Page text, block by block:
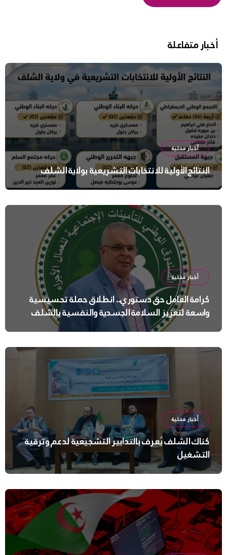
أخبار متفاعلة
أخبار محلية
النتائج الأولية للانتخابات التشريعية بولاية الشلف
أخبار محلية
كرامة العامل حق دستوري.. انطلاق حملة تحسيسية
واسعة لتعزيز السلامة الجسدية والنفسية بالشلف
أخبار محلية
كناك الشلف يُعرف بالتدابير التشجيعية لدعم وترقية
التشغيل